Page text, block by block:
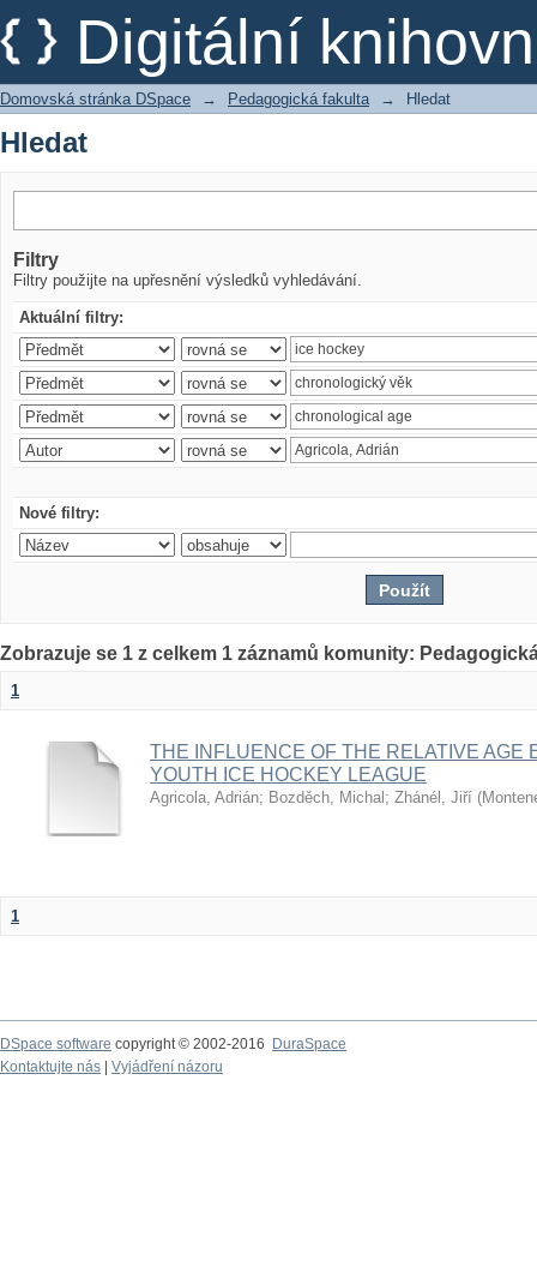
Digitální
Hledat
Domovská stránka DSpace → Pedagogická fakulta → Hledat
Hledat
Filtry
Filtry použijte na upřesnění výsledků vyhledávání.
Aktuální filtry:
Nové filtry:
Zobrazuje se 1 z celkem 1 záznamů komunity:
1
THE INFLUENCE OF THE RELATIVE AGE
YOUTH ICE HOCKEY LEAGUE
Agricola, Adrián; Bozděch, Michal ; Zhánél, Jiří (
1
DSpace software copyright © 2002-2016
DuraSpace
Kontaktujte nás
Vyjádření názoru